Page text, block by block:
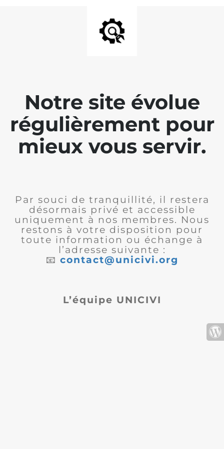
Notre site évolue
régulièrement pour
mieux vous servir.
Par souci de tranquillité, il restera
désormais privé et accessible
uniquement à nos membres. Nous
restons à votre disposition pour
toute information ou échange à
l’adresse suivante :
📧 contact@unicivi.org
L’équipe UNICIVI